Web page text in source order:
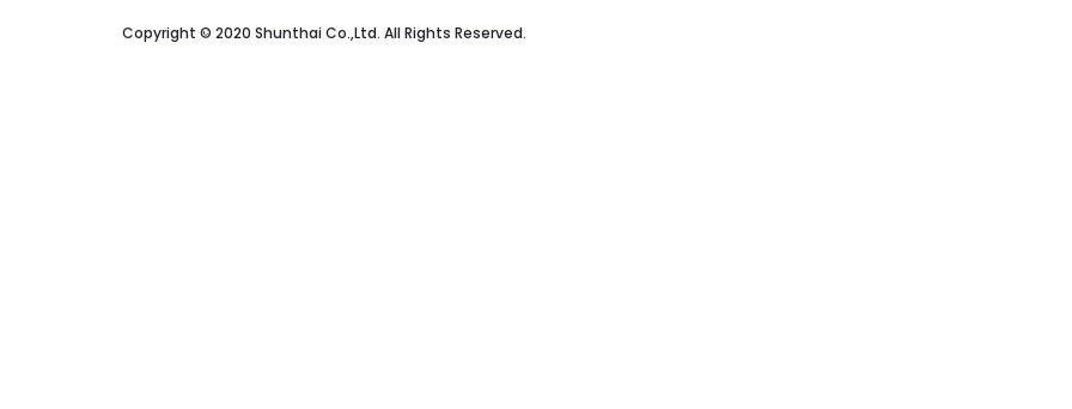
Copyright © 2020 Shunthai Co.,Ltd. All Rights Reserved.